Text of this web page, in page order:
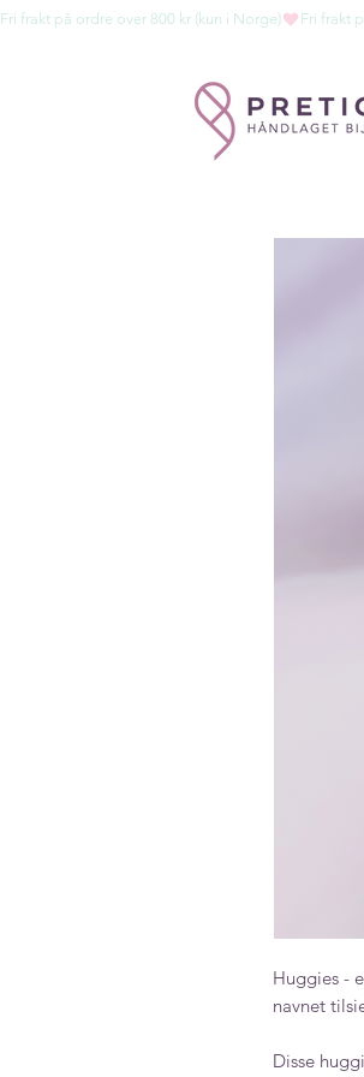
Fri frakt på ordre over 800 kr (kun i Norge)
Huggies -
navnet
Disse